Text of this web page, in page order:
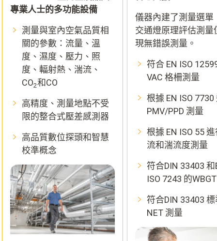
專業人士的多功能設備
測量與室內空氣品質相
關的參數：流量、溫
度、濕度、壓力、照
度、輻射熱、湍流、
CO2和CO
高精度、測量地點不受
限的整合式壓差感測器
高品質數位探頭和智慧
校準概念
儀器內建了測量選單
交通燈原理評估測量
現無錯誤測量。
符合 EN ISO
VAC 格柵測量
根據 EN ISO 7730
PMV/PPD 測量
根據 EN ISO 55
流和湍流度測量
符合DIN 33403 和
ISO 7243 的
符合DIN 33403
NET 測量